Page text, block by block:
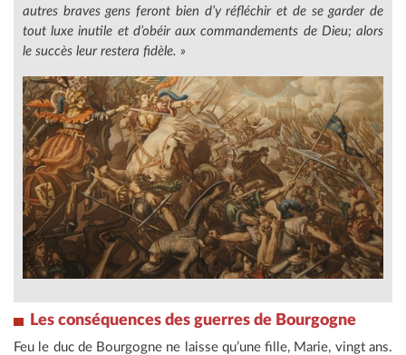
autres braves gens feront bien d’y réfléchir et de se garder de
tout luxe inutile et d’obéir aux commandements de Dieu; alors
le succès leur restera fidèle. »
Les conséquences des guerres de Bourgogne
Feu le duc de Bourgogne ne laisse qu’une fille, Marie, vingt ans.